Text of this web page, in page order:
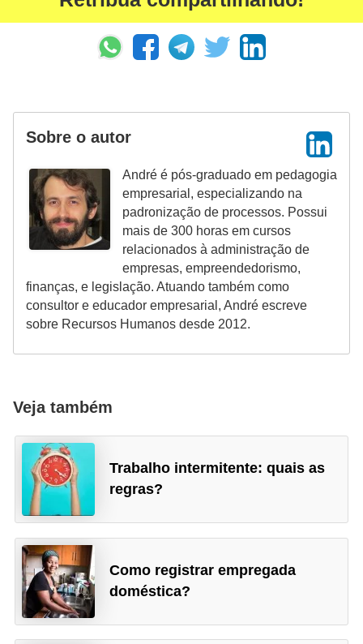
Sobre o autor
André é pós-graduado em pedagogia
empresarial, especializando na
padronização de processos. Possui
mais de 300 horas em cursos
relacionados à administração de
empresas, empreendedorismo,
finanças, e legislação. Atuando também como
consultor e educador empresarial, André escreve
sobre Recursos Humanos desde 2012.
Veja também
Trabalho intermitente: quais as
regras?
Como registrar empregada
doméstica?
n
t
S
o
w
a
e
c
o
n
t
o
l
e
d